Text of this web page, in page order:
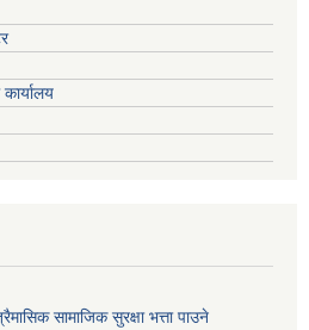
सामाजिक सुरक्षा भत्ता पाउने